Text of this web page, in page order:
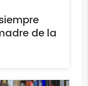
de la